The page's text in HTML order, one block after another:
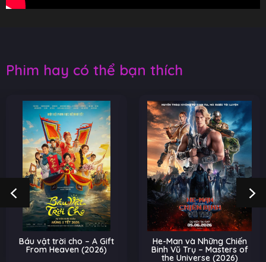
Phim hay có thể bạn thích
Báu vật trời cho – A Gift
From Heaven (2026)
He-Man và Những Chiến
Binh Vũ Trụ – Masters of
the Universe (2026)